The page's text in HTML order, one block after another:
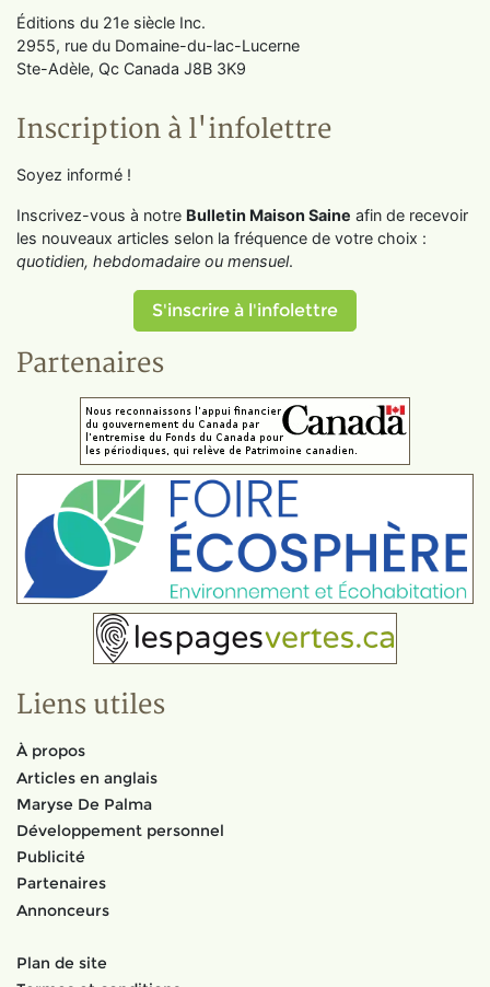
Éditions du 21e siècle Inc.
2955, rue du Domaine-du-lac-Lucerne
Ste-Adèle, Qc Canada J8B 3K9
Inscription à l'infolettre
Soyez informé !
Inscrivez-vous à notre Bulletin Maison Saine afin de recevoir
les nouveaux articles selon la fréquence de votre choix :
quotidien, hebdomadaire ou mensuel.
S'inscrire à l'infolettre
Partenaires
Liens utiles
À propos
Articles en anglais
Maryse De Palma
Développement personnel
Publicité
Partenaires
Annonceurs
Plan de site